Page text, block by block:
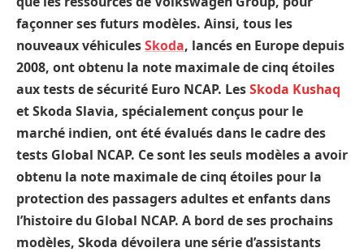
façonner ses futurs modèles. Ainsi, tous les
nouveaux véhiculesSkoda, lancés en Europe depuis
2008, ont obtenu la note maximale de cinq étoiles
aux tests de sécurité Euro NCAP. LesSkoda Kushaq
et Skoda Slavia, spécialement conçus pour le
marché indien, ont été évalués dans le cadre des
tests Global NCAP. Ce sont les seuls modèles a avoir
obtenu la note maximale de cinq étoiles pour la
protection des passagers adultes et enfants dans
l’histoire du Global NCAP. A bord de ses prochains
modèles, Skoda dévoilera une série d’assistants